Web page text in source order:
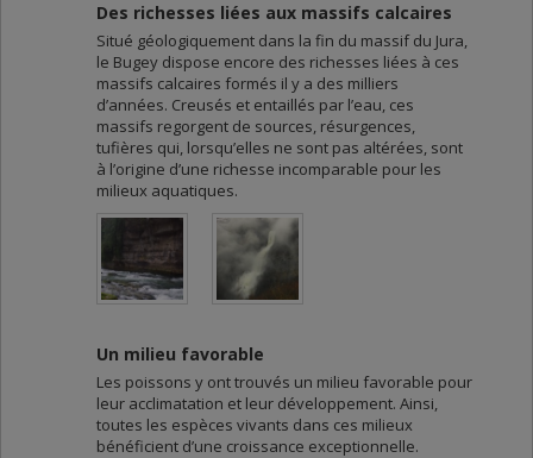
Des richesses liées aux massifs calcaires
Situé géologiquement dans la fin du massif du Jura,
le Bugey dispose encore des richesses liées à ces
massifs calcaires formés il y a des milliers
d’années. Creusés et entaillés par l’eau, ces
massifs regorgent de sources, résurgences,
tufières qui, lorsqu’elles ne sont pas altérées, sont
à l’origine d’une richesse incomparable pour les
milieux aquatiques.
Un milieu favorable
Les poissons y ont trouvés un milieu favorable pour
leur acclimatation et leur développement. Ainsi,
toutes les espèces vivants dans ces milieux
bénéficient d’une croissance exceptionnelle.